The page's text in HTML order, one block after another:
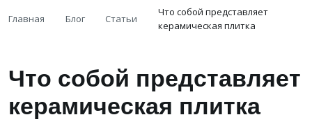
Главная Блог Статьи
Что собой представляет
керамическая плитка
Что собой представляет
керамическая плитка